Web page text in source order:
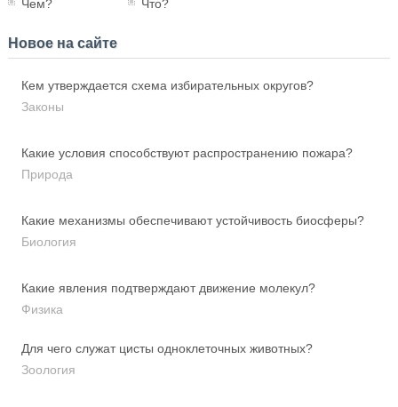
Чем?
Что?
Новое на сайте
Кем утверждается схема избирательных округов?
Законы
Какие условия способствуют распространению пожара?
Природа
Какие механизмы обеспечивают устойчивость биосферы?
Биология
Какие явления подтверждают движение молекул?
Физика
Для чего служат цисты одноклеточных животных?
Зоология